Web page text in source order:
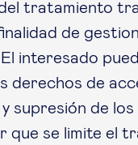
tratamiento
de
interesado
derechos de
supresión de los
que se limite el